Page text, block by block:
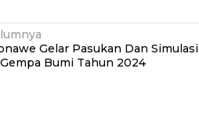
Gelar Pasukan Dan Simulasi
Bumi Tahun 2024